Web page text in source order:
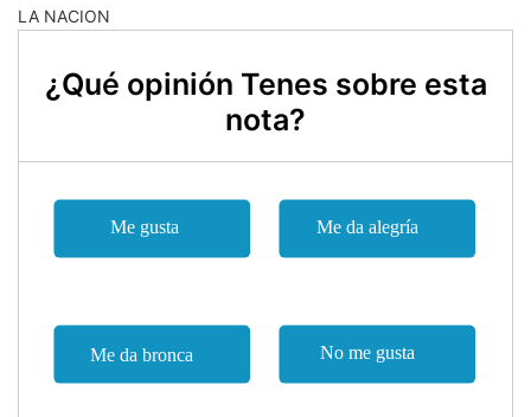
LA NACION
¿Qué opinión Tenes sobre esta
nota?